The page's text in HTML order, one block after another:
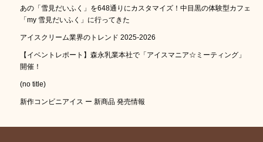
あの「雪見だいふく」を648通りにカスタマイズ！中目黒の体験型カフェ
「my 雪見だいふく」に行ってきた
アイスクリーム業界のトレンド 2025-2026
【イベントレポート】森永乳業本社で「アイスマニア☆ミーティング」
開催！
(no title)
新作コンビニアイス ー 新商品 発売情報